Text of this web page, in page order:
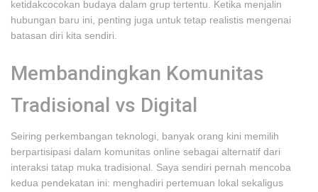
ketidakcocokan budaya dalam grup tertentu. Ketika menjalin
hubungan baru ini, penting juga untuk tetap realistis mengenai
batasan diri kita sendiri.
Membandingkan Komunitas
Tradisional vs Digital
Seiring perkembangan teknologi, banyak orang kini memilih
berpartisipasi dalam komunitas online sebagai alternatif dari
interaksi tatap muka tradisional. Saya sendiri pernah mencoba
kedua pendekatan ini: menghadiri pertemuan lokal sekaligus